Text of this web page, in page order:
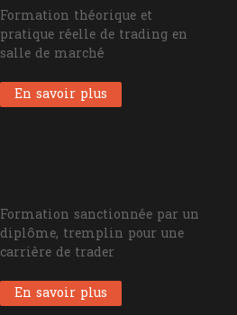
Formation théorique et
pratique réelle de trading en
salle de marché
En savoir plus
Formation sanctionnée par un
diplôme, tremplin pour une
carrière de trader
En savoir plus